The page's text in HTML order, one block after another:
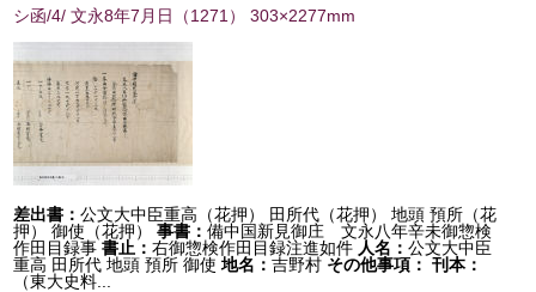
シ函/4/ 文永8年7月日 （1271 ） 303×2277mm
差出書：公文大中臣重高（花押） 田所代（花押） 地頭 預所（花
押） 御使（花押）
事書：備中国新見御庄 文永八年辛未御惣検
作田目録事書止：右御惣検作田目録注進如件 人名：公文大中臣
重高 田所代 地頭 預所 御使 地名：吉野村 その他事項： 刊本：
（東大史料...